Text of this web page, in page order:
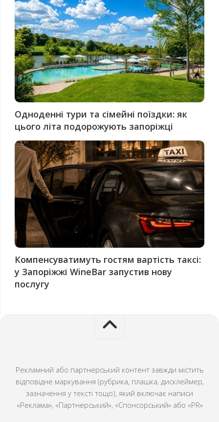
Одноденні тури та сімейні поїздки: як
цього літа подорожують запоріжці
Компенсуватимуть гостям вартість таксі:
у Запоріжжі WineBar запустив нову
послугу
Рекламний або партнерський контент завжди містить
відповідне маркування (рубрика, плашка, дисклеймер,
зазначення у тексті тощо), який включає написи
«Реклама», «Партнерський», «Спонсорський» або «PR»